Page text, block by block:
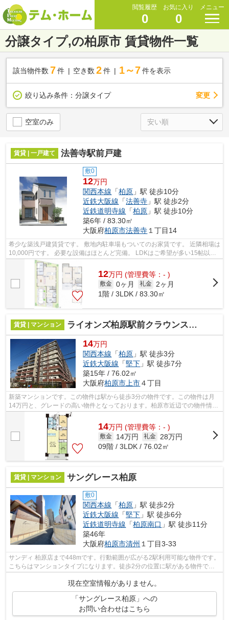
閲覧履歴
0
お気に入り
0
メニュー
分譲タイプ,の柏原市 賃貸物件一覧
該当物件数 7件 空き数 2 件 1～7 件を表示
絞り込み条件： 分譲タイプ 変更
空室のみ
賃貸 | 一戸建て 法善寺駅前戸建
敷0
12万円
関西本線 「柏原 」駅 徒歩10分
近鉄大阪線 「法善寺 」駅 徒歩2分
近鉄道明寺線 「柏原 」駅 徒歩10分
築6年 / 83.30㎡
大阪府柏原市法善寺１丁目14
希少な築浅戸建賃貸です。 敷地内駐車場もついてのお家賃です。 近隣相場は
10,000円です。 必要な設備はほとんど完備。 LDKはご希望が多い15帖以上
でカウンターキッチンです。 テムホ...
12万円 (管理費等：- )
敷金 0ヶ月 礼金
2ヶ月
1階 / 3LDK / 83.30㎡
賃貸 | マンション ライオンズ柏原駅前クラウンスクエア
14万円
関西本線 「柏原 」駅 徒歩3分
近鉄大阪線 「堅下 」駅 徒歩7分
築15年 / 76.02㎡
大阪府柏原市 上市４丁目
新築マンションです。この物件は駅から徒歩3分の物件です。この物件は月
14万円と、グレードの高い物件となっております。柏原市近辺での物件情
報：大好評のあの物件「ライオンズ柏原駅...
14万円 (管理費等：- )
敷金 14万円 礼金
28万円
09階 / 3LDK / 76.02㎡
賃貸 | マンション サングレース柏原
敷0
関西本線 「柏原 」駅 徒歩2分
近鉄大阪線 「堅下 」駅 徒歩6分
近鉄道明寺線 「柏原南口 」駅 徒歩11分
築46年
大阪府柏原市清州 １丁目3-33
サンディ 柏原店まで448mです。行動範囲が広がる2駅利用可能な物件です。
こちらはマンションタイプになります。徒歩2分の位置に駅がある物件で
現在空室情報がありません。
「サングレース柏原」への
お問い合わせはこちら